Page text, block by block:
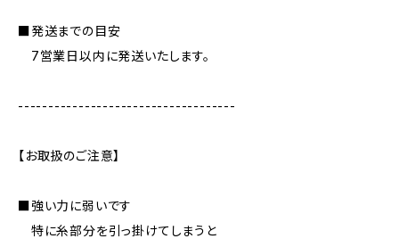
■発送までの目安
7営業日以内に発送いたします。
------------------------------------
【お取扱のご注意】
■強い力に弱いです
特に糸部分を引っ掛けてしまうと